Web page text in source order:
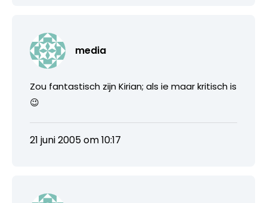
media
Zou fantastisch zijn Kirian; als ie maar kritisch is
😉
21 juni 2005 om 10:17